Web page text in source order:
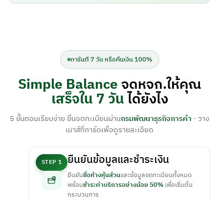
การันตี 7 วัน หรือคืนเงิน 100%
Simple Balanceจดหจก.ให้คุณ
เสร็จใน 7 วันได้ยังไง
5 ขั้นตอนเรียบง่าย ยื่นจดทะเบียนผ่านกรมพัฒนาธุรกิจการค้า · วาง
เมาส์ที่การ์ดเพื่อดูรายละเอียด
STEP 1 ยืนยันข้อมูลและชำระเงิน
ยืนยันชื่อห้างหุ้นส่วนและข้อมูลจดทะเบียนทั้งหมด
พร้อมชำระค่าบริการอย่างน้อย 50%เพื่อเริ่มต้น
กระบวนการ